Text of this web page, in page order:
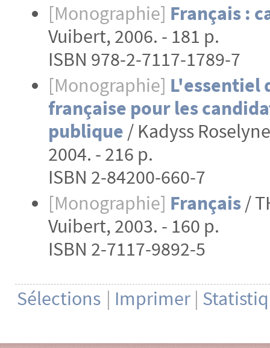
[Monographie] Français :
Vuibert, 2006. - 181 p.
ISBN 978-2-7117-1789-7
[Monographie] L'essentiel
française pour les
publique / Kadyss
2004. - 216 p.
ISBN 2-84200-660-7
[Monographie] Français/
Vuibert, 2003. - 160 p.
ISBN 2-7117-9892-5
Sélections | Imprimer |